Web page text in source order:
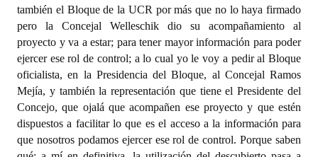
también el Bloque de la UCR por más que no lo haya firmado
pero la Concejal Welleschik dio su acompañamiento al
proyecto y va a estar; para tener mayor información para poder
ejercer ese rol de control; a lo cual yo le voy a pedir al Bloque
oficialista, en la Presidencia del Bloque, al Concejal Ramos
Mejía, y también la representación que tiene el Presidente del
Concejo, que ojalá que acompañen ese proyecto y que estén
dispuestos a facilitar lo que es el acceso a la información para
que nosotros podamos ejercer ese rol de control. Porque saben